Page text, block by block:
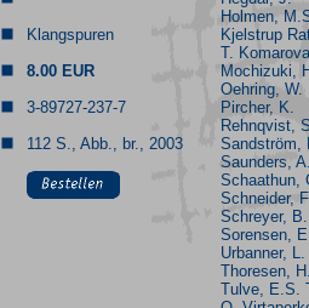
Klangspuren
8.00 EUR
3-89727-237-7
112 S., Abb., br., 2003
Holmen,
Kjelstrup
T.
Mochizuki,
Oehring, W.
Pircher, K.
Rehnqvist,
Sandström,
Saunders,
Schaathun,
Schneider,
Schreyer, B.
Sorensen,
Urbanner, L.
Thoresen,
Tulve, E.S.